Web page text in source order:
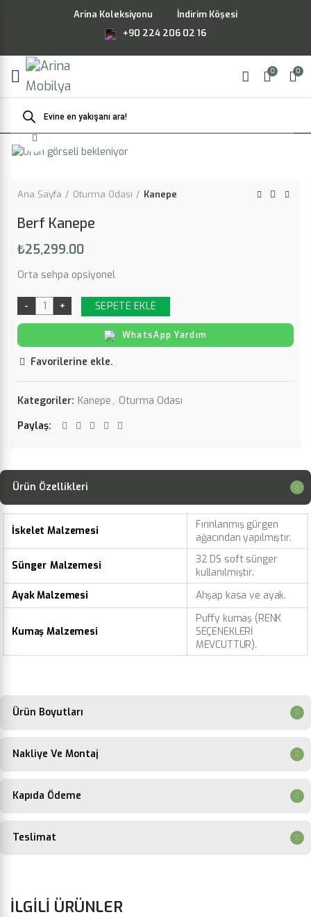
Arina Koleksiyonu
İndirim Köşesi
+90 224 206 02 16
0 0
Products
search
Ana Sayfa Oturma Odası Kanepe
Berf Kanepe
₺25,299.00
Orta sehpa opsiyonel
SEPETE EKLE
WhatsApp Yardım
Favorilerine ekle.
Kategoriler: Kanepe , Oturma Odası
Paylaş
Ürün Özellikleri
İskelet Malzemesi
Fırınlanmış gürgen
ağacından yapılmıştır.
Sünger Malzemesi
32 DS soft sünger
kullanılmıştır.
Ayak Malzemesi
Ahşap kasa ve ayak.
Kumaş Malzemesi
Puffy kumaş (RENK
SEÇENEKLERİ
MEVCUTTUR).
Ürün Boyutları
Nakliye Ve Montaj
Kapıda Ödeme
Teslimat
İLGILI ÜRÜNLER